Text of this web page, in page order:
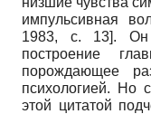
импульсивная
1983, с. 13]. Он
построение
порождающее
психологией. Но
этой цитатой